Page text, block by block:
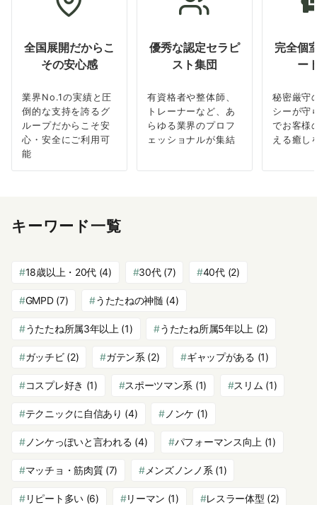
全国展開だからこ
その安心感
業界No.1の実績と圧
倒的な支持を誇るグ
ループだからこそ安
心・安全にご利用可
能
優秀な認定セラピ
スト集団
有資格者や整体師、
トレーナーなど、あ
らゆる業界のプロフ
ェッショナルが集結
完全個
ー
秘密厳守
シーが守
でお客様
える癒し
キーワード一覧
18歳以上・20代 (4) 30代(7) 40代(2)
GMPD(7) うたたねの神髄 (4)
うたたね所属3年以上 (1) うたたね所属5年以上 (2)
ガッチビ(2) ガテン系 (2) ギャップがある (1)
コスプレ好き (1) スポーツマン系 (1) スリム (1)
テクニックに自信あり (4) ノンケ (1)
ノンケっぽいと言われる (4) パフォーマンス向上 (1)
マッチョ・筋肉質(7) メンズノンノ系 (1)
リピート多い(6) リーマン (1) レスラー体型 (2)